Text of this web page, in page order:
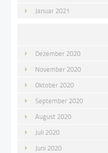
Januar 2021
Dezember 2020
November 2020
Oktober 2020
September 2020
August 2020
Juli 2020
Juni 2020